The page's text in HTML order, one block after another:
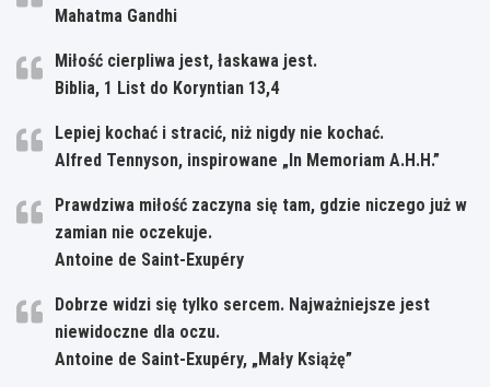
Mahatma Gandhi
Miłość cierpliwa jest, łaskawa jest.
Biblia, 1 List do Koryntian 13,4
Lepiej kochać i stracić, niż nigdy nie kochać.
Alfred Tennyson, inspirowane „In Memoriam A.H.H.”
Prawdziwa miłość zaczyna się tam, gdzie niczego już w
zamian nie oczekuje.
Antoine de Saint-Exupéry
Dobrze widzi się tylko sercem. Najważniejsze jest
niewidoczne dla oczu.
Antoine de Saint-Exupéry, „Mały Książę”